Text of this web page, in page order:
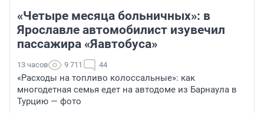
«Четыре месяца больничных»: в
Ярославле автомобилист изувечил
пассажира «Яавтобуса»
13 часов 9 711 44
«Расходы на топливо колоссальные»: как
многодетная семья едет на автодоме из Барнаула в
Турцию — фото